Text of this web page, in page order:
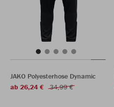
JAKO Polyesterhose Dynamic
ab 26,24 €
34,99 €